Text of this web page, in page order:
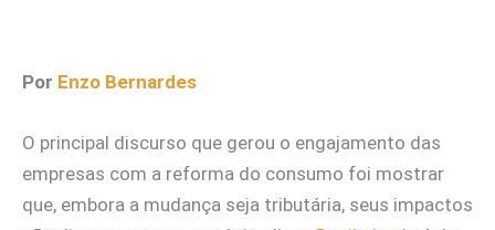
Por Enzo Bernardes
O principal discurso que gerou o engajamento das
empresas com a reforma do consumo foi mostrar
que, embora a mudança seja tributária, seus impactos